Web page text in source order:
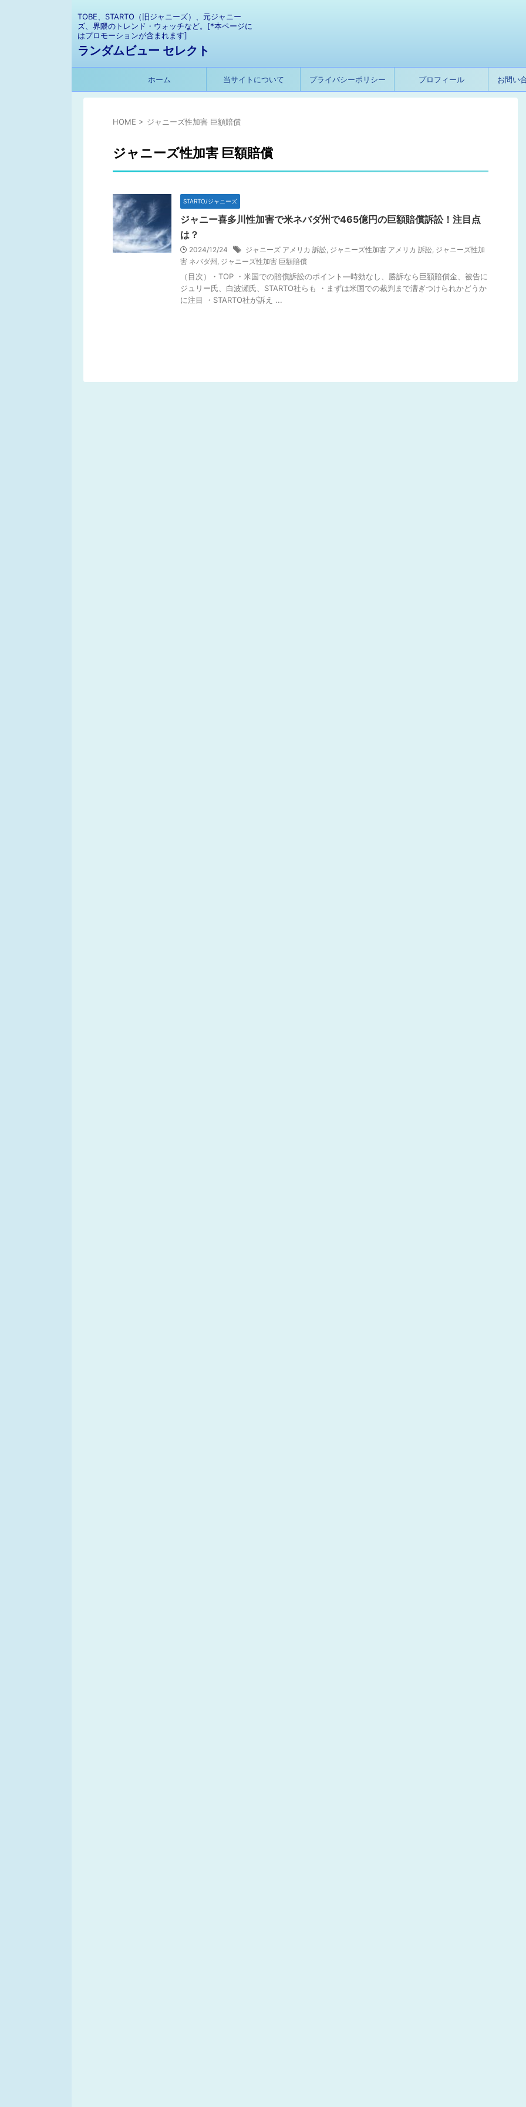
TOBE、STARTO（旧ジャニーズ）、元ジャニー
ズ、界隈のトレンド・ウォッチなど。[*本ページに
はプロモーションが含まれます]
ランダムビュー セレクト
ホーム 当サイトについて プライバシーポリシー プロフィール お問い
HOME > ジャニーズ性加害 巨額賠償
ジャニーズ性加害 巨額賠償
STARTO/ジャニーズ
ジャニー喜多川性加害で米ネバダ州で465億円の巨額賠償訴訟！注目点
は？
2024/12/24 ジャニーズ アメリカ 訴訟, ジャニーズ性加害 アメリカ 訴訟, ジャニーズ性加
害 ネバダ州 , ジャニーズ性加害 巨額賠償
（目次）・TOP ・米国での賠償訴訟のポイント―時効なし、勝訴なら巨額賠償金、被告に
ジュリー氏、白波瀬氏、STARTO社らも ・まずは米国での裁判まで漕ぎつけられかどうか
に注目 ・STARTO社が訴え ...